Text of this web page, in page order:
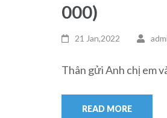
000)
21 Jan,2022
Thân gửi Anh chị em
READ MORE